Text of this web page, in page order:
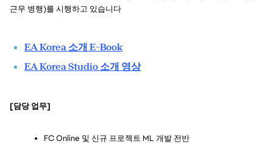
근무 병행)를 시행하고 있습니다
EA Korea 소개 E-Book
EA Korea Studio 소개 영상
[담당 업무]
FC Online 및 신규 프로젝트 ML 개발 전반